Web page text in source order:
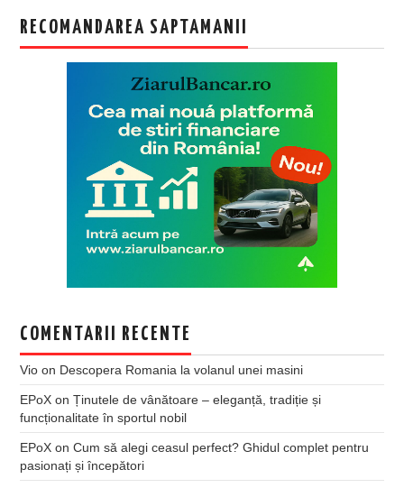
RECOMANDAREA SAPTAMANII
COMENTARII RECENTE
Vio on Descopera Romania la volanul unei masini
EPoX onȚinutele de vânătoare – eleganță, tradiție și
funcționalitate în sportul nobil
EPoX onCum să alegi ceasul perfect? Ghidul complet pentru
pasionați și începători